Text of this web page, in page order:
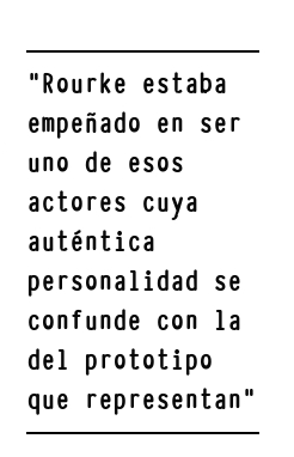
"Rourke estaba
empeñado en ser
uno de esos
actores cuya
auténtica
personalidad se
confunde con la
del prototipo
que representan"